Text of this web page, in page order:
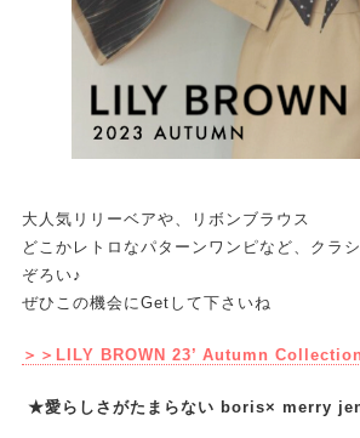
大人気リリーベアや、リボンブラウス
どこかレトロなパターンワンピなど、クラ
ぞろい♪
ぜひこの機会にGetして下さいね
＞＞LILY BROWN 23’ Autumn Collection
★愛らしさがたまらない boris× merry